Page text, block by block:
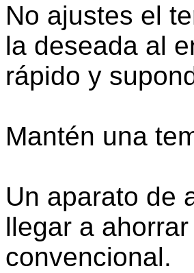
No ajustes el
la deseada al
rápido y
Mantén una
Un aparato de
llegar a
convencional.